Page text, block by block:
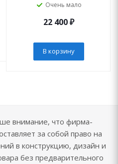
Очень мало
22 400₽
В корзину
внимание, что фирма-
за собой право на
в конструкцию, дизайн и
без предварительного